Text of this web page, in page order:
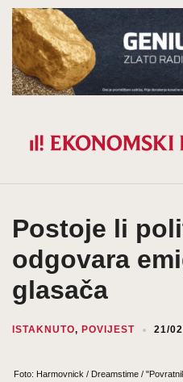
Prijeđi
na
sadržaj
Postoje li
odgovara
glasača
ISTAKNUTO, POVIJEST 21/
Foto: Harmovnick / Dreamstime /